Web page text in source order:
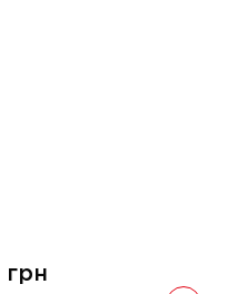
грн